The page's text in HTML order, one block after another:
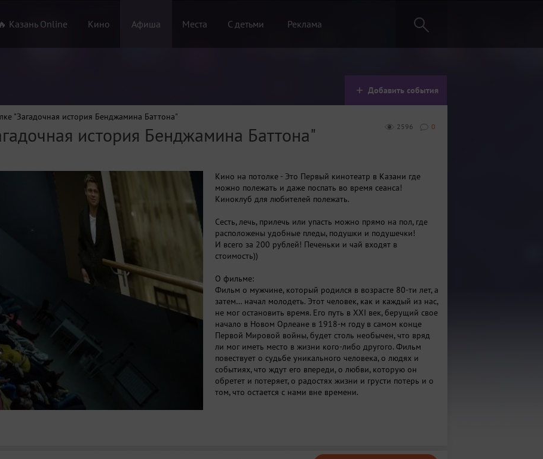
Казань Online Кино Афиша Места С детьми Реклама
Добавить события
"Загадочная история Бенджамина Баттона"
0
2596
история Бенджамина Баттона"
Кино на потолке - Это Первый кинотеатр в Казани где
можно полежать и даже поспать во время сеанса!
Киноклуб для любителей полежать.
Сесть, лечь, прилечь или упасть можно прямо на пол, где
расположены удобные пледы, подушки и подушечки!
И всего за 200 рублей! Печеньки и чай входят в
стоимость))
О фильме:
Фильм о мужчине, который родился в возрасте 80-ти лет, а
затем… начал молодеть. Этот человек, как и каждый из нас,
не мог остановить время. Его путь в ХХI век, берущий свое
начало в Новом Орлеане в 1918-м году в самом конце
Первой Мировой войны, будет столь необычен, что вряд
ли мог иметь место в жизни кого-либо другого. Фильм
повествует о судьбе уникального человека, о людях и
событиях, что ждут его впереди, о любви, которую он
обретет и потеряет, о радостях жизни и грусти потерь и о
том, что остается с нами вне времени.